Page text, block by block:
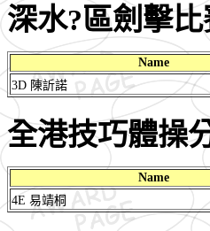
深水?區劍擊比
Name
3D 陳訢諾
全港技巧體操
Name
4E 易靖桐